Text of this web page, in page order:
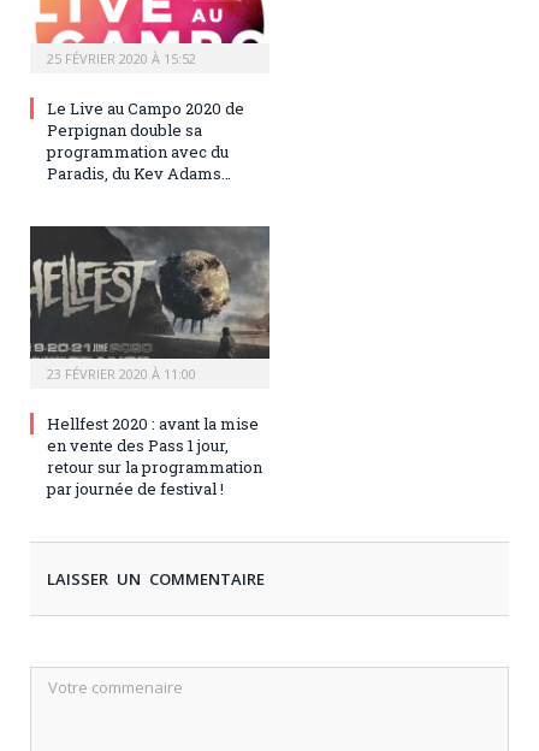
25 FÉVRIER 2020 À 15:52
Le Live au Campo 2020 de
Perpignan double sa
programmation avec du
Paradis, du Kev Adams…
23 FÉVRIER 2020 À 11:00
Hellfest 2020 : avant la mise
en vente des Pass 1 jour,
retour sur la programmation
par journée de festival !
LAISSER UN COMMENTAIRE